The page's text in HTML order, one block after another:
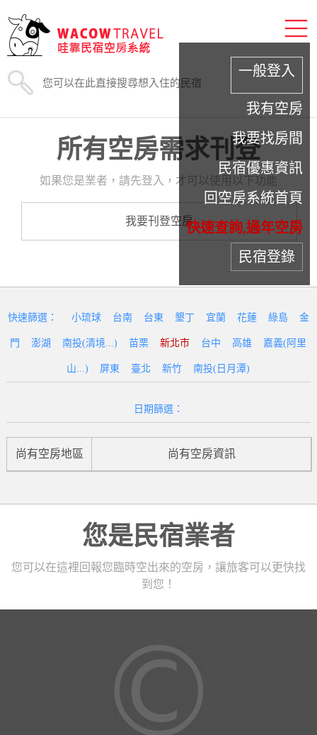
一般登入
我有空房
我要找房間
民宿優惠資訊
回空房系統首頁
快速查詢,過年空房
民宿登錄
所有空房需求刊登
如果您是業者，請先登入，才可以使用以下功能
我要刊登空房
快速篩選： 小琉球 台南 台東 墾丁 宜蘭 花蓮 綠島 金
門 澎湖 南投(清境...) 苗栗 新北市 台中 高雄 嘉義(阿里
山...) 屏東 臺北 新竹 南投(日月潭)
日期篩選：
尚有空房地區 尚有空房資訊
您是民宿業者
您可以在這裡回報您臨時空出來的空房，讓旅客可以更快找
到您！